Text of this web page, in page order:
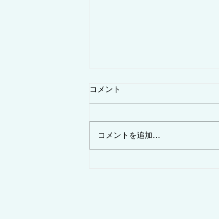
コメント
コメントを追加…